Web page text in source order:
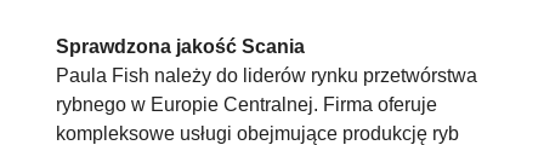
Sprawdzona jakość Scania
Paula Fish należy do liderów rynku przetwórstwa
rybnego w Europie Centralnej. Firma oferuje
kompleksowe usługi obejmujące produkcję ryb